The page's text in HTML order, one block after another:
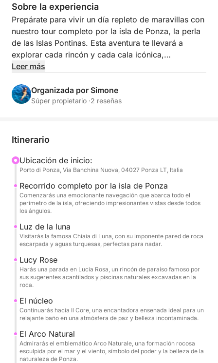
Sobre la experiencia
Prepárate para vivir un día repleto de maravillas con
nuestro tour completo por la isla de Ponza, la perla
de las Islas Pontinas. Esta aventura te llevará a
explorar cada rincón y cada cala icónica,
brindándote una inmersión total en las aguas
de Ponza algo único. Imagina navegar por una costa
escarpada y bañada por el sol, donde la naturaleza
color esmeralda. Este tour está diseñado para
esplendor, con numerosas oportunidades para
bucear, hacer snorkel y relajarse en calas accesibles
solo por mar. Cada parada será una oportunidad
para admirar la belleza prístina de Ponza, desde sus
arcos naturales hasta las playas más famosas, en un
tripulación experta te guiará en este viaje, lista para
compartir historias y curiosidades sobre la isla,
preocupaciones.
Leer más
Organizada por Simone
Súper propietario ·2 reseñas
Itinerario
Ubicación de inicio:
Porto di Ponza, Via Banchina Nuova, 04027 Ponza LT, Italia
Recorrido completo por la isla de Ponza
Comenzarás una emocionante navegación que abarca todo el
perímetro de la isla, ofreciendo impresionantes vistas desde todos
los ángulos.
Luz de la luna
Visitarás la famosa Chiaia di Luna, con su imponente pared de roca
escarpada y aguas turquesas, perfectas para nadar.
Lucy Rose
Harás una parada en Lucia Rosa, un rincón de paraíso famoso por
sus sugerentes acantilados y piscinas naturales excavadas en la
roca.
El núcleo
Continuarás hacia Il Core, una encantadora ensenada ideal para un
relajante baño en una atmósfera de paz y belleza incontaminada.
El Arco Natural
Admirarás el emblemático Arco Naturale, una formación rocosa
esculpida por el mar y el viento, símbolo del poder y la belleza de la
naturaleza de Ponza.